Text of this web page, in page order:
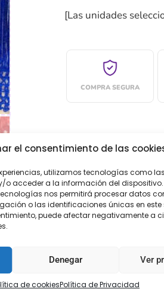
el consentimiento de las
utilizamos tecnologías como las
acceder a la información del dispositivo.
nos permitirá procesar datos
o las identificaciones únicas en este
puede afectar negativamente a
Denegar Ver
de cookiesPolítica de Privacidad
[Las unidades
COMPRA SEGURA